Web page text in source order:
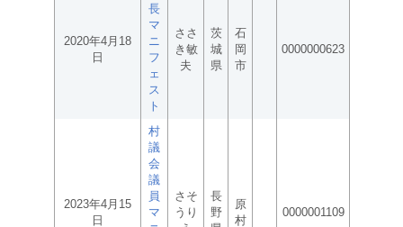
2020年4月18
日
長
マ
ニ
フ
ェ
ス
ト
ささ
き敏
夫
茨
城
県
石
岡
市
0000000623
2023年4月15
日
村
議
会
議
員
マ
さそ
うり
長
野
原
村
0000001109